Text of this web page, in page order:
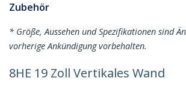
Zubehör
* Größe, Aussehen und Spezifikationen sind
vorherige Ankündigung vorbehalten.
8HE 19 Zoll Vertikales Wand